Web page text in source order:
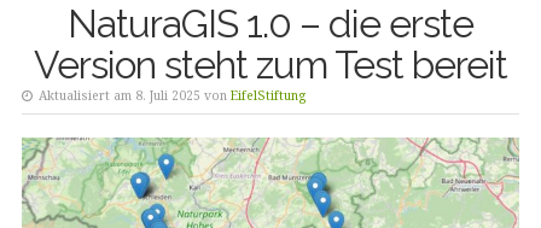
NaturaGIS 1.0 – die erste
Version steht zum Test bereit
Aktualisiert am 8. Juli 2025 von EifelStiftung